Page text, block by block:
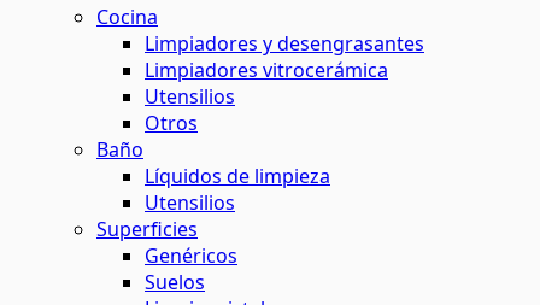
Cocina
Limpiadores y desengrasantes
Limpiadores vitrocerámica
Utensilios
Otros
Baño
Líquidos de limpieza
Utensilios
Superficies
Genéricos
Suelos